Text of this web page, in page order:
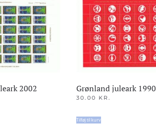
2002 Grønland juleark 1990
30.00 KR.
Tilføj til kurv